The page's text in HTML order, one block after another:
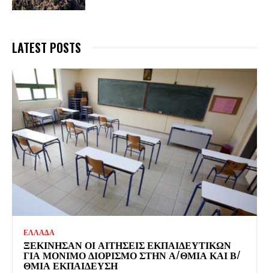
LATEST POSTS
ΕΛΛΑΔΑ
ΞΕΚΊΝΗΣΑΝ ΟΙ ΑΙΤΉΣΕΙΣ ΕΚΠΑΙΔΕΥΤΙΚΏΝ
ΓΙΑ ΜΌΝΙΜΟ ΔΙΟΡΙΣΜΌ ΣΤΗΝ Α/ΘΜΙΑ ΚΑΙ Β/
ΘΜΙΑ ΕΚΠΑΊΔΕΥΣΗ